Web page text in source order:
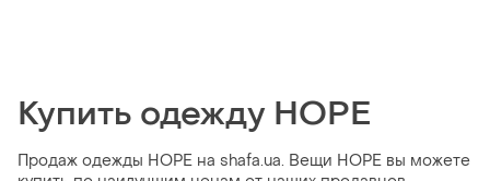
Купить одежду HOPE
Продаж одежды HOPE на shafa.ua. Вещи HOPE вы можете